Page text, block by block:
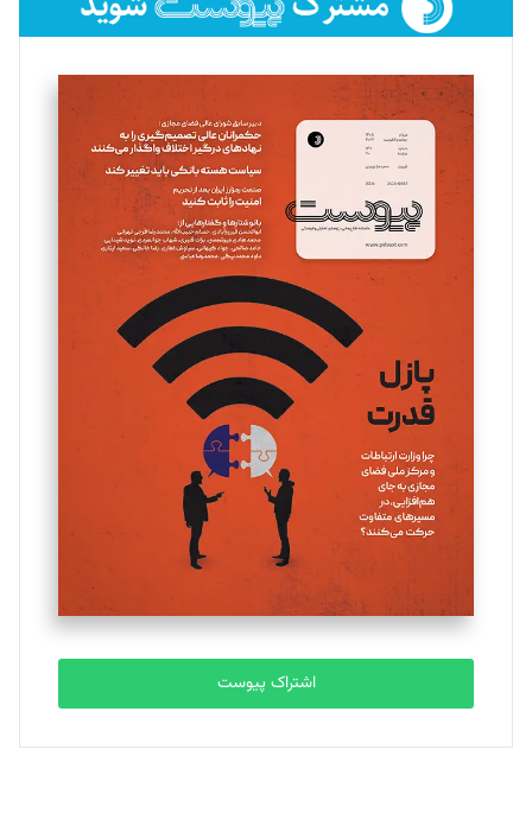
فائزه فتحی رستمی
تحریریه
سروش کرمیان
تحریریه
مینا پاکدل
یسنا امان‌پور
تحریریه
ملینا جعفری
تحریریه
مصطفی مسجدی آرانی
تحریریه
بابک نقاش
تحریریه
اشتراک پیوست